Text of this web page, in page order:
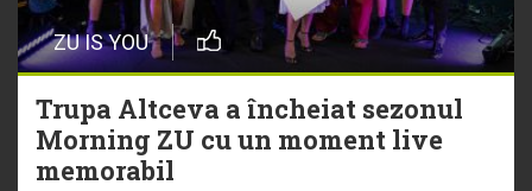
Episod nou | Muzica Aia x DJ
Christian Thomson
20 Iulie
Torpedoul lui Morar: Theo Rose -
ZU IS YOU
Trupa Altceva a încheiat sezonul
Morning ZU cu un moment live
memorabil